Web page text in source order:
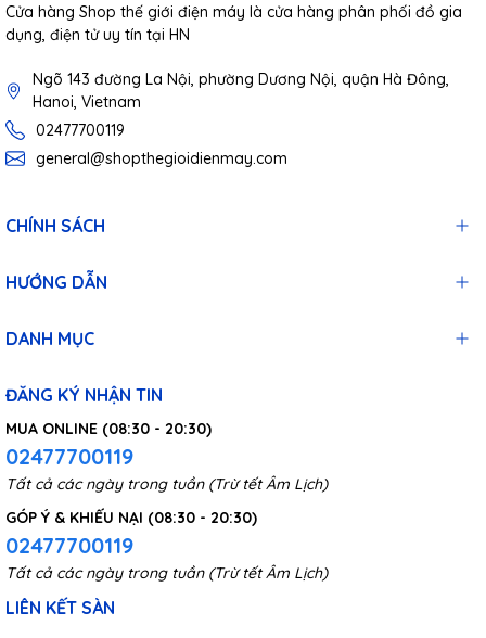
Cửa hàng Shop thế giới điện máy là cửa hàng phân phối đồ gia
dụng, điện tử uy tín tại HN
Ngõ 143 đường La Nội, phường Dương Nội, quận Hà Đông,
Hanoi, Vietnam
02477700119
general@shopthegioidienmay.com
CHÍNH SÁCH
HƯỚNG DẪN
DANH MỤC
ĐĂNG KÝ NHẬN TIN
MUA ONLINE (08:30 - 20:30)
02477700119
Tất cả các ngày trong tuần (Trừ tết Âm Lịch)
GÓP Ý & KHIẾU NẠI (08:30 - 20:30)
02477700119
Tất cả các ngày trong tuần (Trừ tết Âm Lịch)
LIÊN KẾT SÀN